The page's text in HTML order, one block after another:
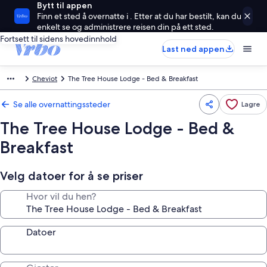
Bytt til appen
Finn et sted å overnatte i . Etter at du har bestilt, kan du
enkelt se og administrere reisen din på ett sted.
Fortsett til sidens hovedinnhold
Last ned appen
Cheviot The Tree House Lodge - Bed & Breakfast
Se alle overnattingssteder Lagre
The Tree House Lodge - Bed &
Breakfast
Velg datoer for å se priser
Hvor vil du hen?
Datoer